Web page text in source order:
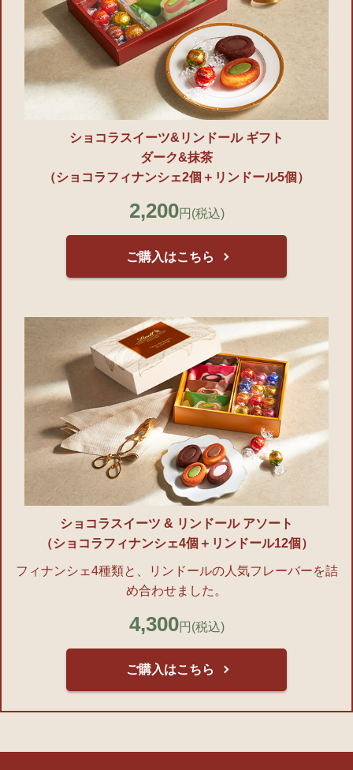
ショコラスイーツ&リンドール ギフト
ダーク&抹茶
（ショコラフィナンシェ2個＋リンドール5個）
2,200円 (税込)
ご購入はこちら
ショコラスイーツ & リンドール アソート
（ショコラフィナンシェ4個＋リンドール12個）
フィナンシェ4種類と、リンドールの人気フレーバーを詰
め合わせました。
4,300円 (税込)
ご購入はこちら